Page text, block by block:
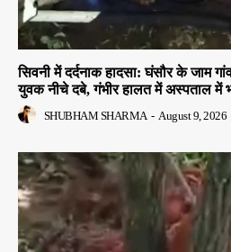
सिवनी में दर्दनाक हादसा: घंसौर के जाम
युवक नीचे दबे, गंभीर हालत में अस्पताल में
SHUBHAM SHARMA - August 9, 2026